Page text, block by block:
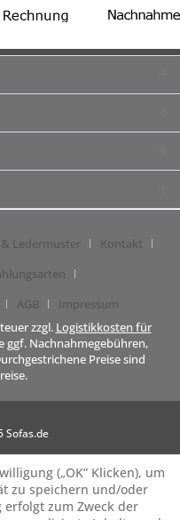
Ledermuster
Kontakt
AGB
Impressum
zzgl. Logistikkosten für
ggf. Nachnahmegebühren,
Preise sind
Sofas.de
(„OK” Klicken), um
zu speichern und/oder
zum Zweck der